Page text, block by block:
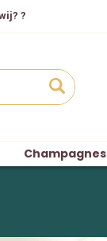
?
Champagnes